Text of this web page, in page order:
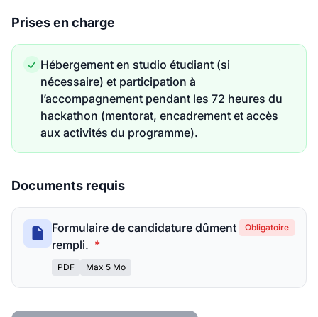
Prises en charge
Hébergement en studio étudiant (si
nécessaire) et participation à
l’accompagnement pendant les 72 heures du
hackathon (mentorat, encadrement et accès
aux activités du programme).
Documents requis
Formulaire de candidature dûment
rempli. *
PDF Max 5 Mo
Obligatoire